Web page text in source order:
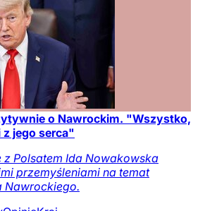
o Nawrockim. "Wszystko,
jego serca"
Polsatem Ida Nowakowska
przemyśleniami na temat
Nawrockiego.